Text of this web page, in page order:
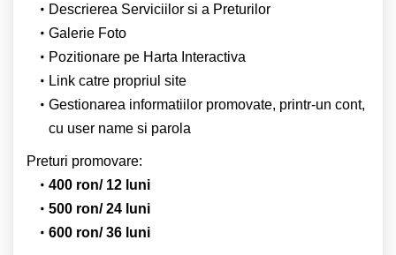
Descrierea Serviciilor si a Preturilor
Galerie Foto
Pozitionare pe Harta Interactiva
Link catre propriul site
Gestionarea informatiilor promovate, printr-un cont,
cu user name si parola
Preturi promovare:
400 ron/ 12 luni
500 ron/ 24 luni
600 ron/ 36 luni